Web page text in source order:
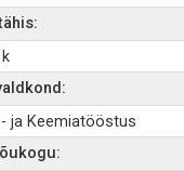
ja Keemiatööstus